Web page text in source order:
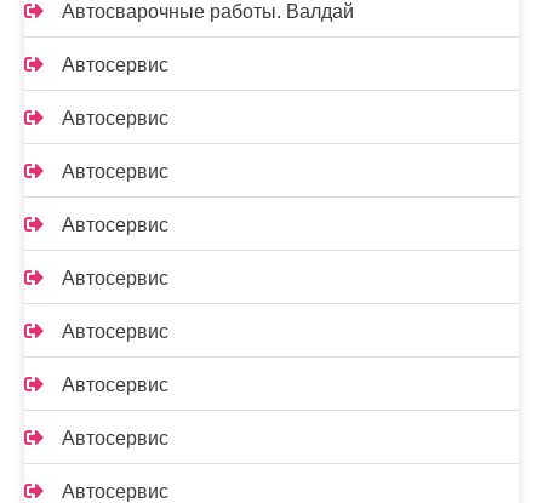
Автосварочные работы. Валдай
Автосервис
Автосервис
Автосервис
Автосервис
Автосервис
Автосервис
Автосервис
Автосервис
Автосервис